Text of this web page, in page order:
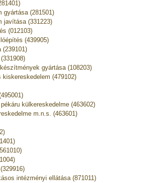
gyártása (281501)
javítása (331223)
(012103)
(439905)
(239101)
gyártása (108203)
(479102)
külkereskedelme (463602)
m.n.s. (463601)
intézményi ellátása (871011)